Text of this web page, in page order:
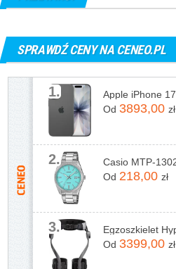
SPRAWDŹ CENY NA CENEO.PL
1.
Od 3893,00 zł
2.
Od 218,00 zł
3.
Od 3399,00 zł